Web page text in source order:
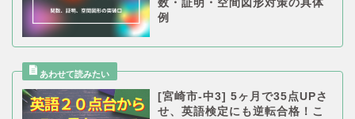
数・証明・空間図形対策の具体
例
[宮崎市-中3] 5ヶ月で35点UPさ
せ、英語検定にも逆転合格！こ